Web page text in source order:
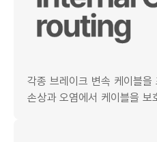
각종 브레이크 변속 케이블
손상과 오염에서 케이블을 보